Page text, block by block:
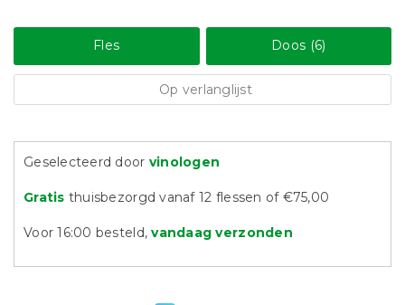
Fles Doos (6)
Op verlanglijst
Geselecteerd door vinologen
Gratis thuisbezorgd vanaf 12 flessen of €75,00
Voor 16:00 besteld,vandaag verzonden